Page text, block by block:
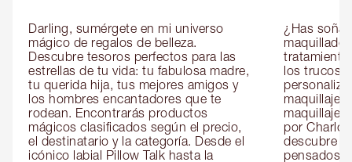
Darling, sumérgete en mi universo
mágico de regalos de belleza.
Descubre tesoros perfectos para las
estrellas de tu vida: tu fabulosa madre,
tu querida hija, tus mejores amigos y
los hombres encantadores que te
rodean. Encontrarás productos
mágicos clasificados según el precio,
el destinatario y la categoría. Desde el
icónico labial Pillow Talk hasta la
¿Has
los trucos?
maquillaje
maquillaje
por
descubre
pensados